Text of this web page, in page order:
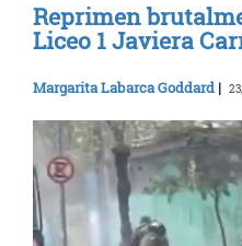
Reprimen
Liceo 1 Javiera
Margarita Labarca Goddard |